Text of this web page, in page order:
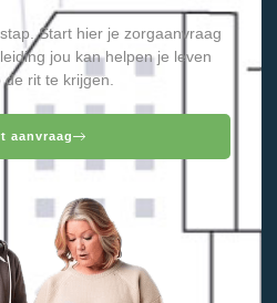
Start hier je zorgaanvraag
jou kan helpen je leven
rit te krijgen.
aanvraag